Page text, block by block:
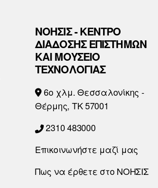
ΝΟΗΣΙΣ - ΚΕΝΤΡΟ
ΔΙΑΔΟΣΗΣ ΕΠΙΣΤΗΜΩΝ
ΚΑΙ ΜΟΥΣΕΙΟ
ΤΕΧΝΟΛΟΓΙΑΣ
6o χλμ. Θεσσαλονίκης -
Θέρμης, ΤΚ 57001
2310 483000
Επικοινωνήστε μαζί μας
Πως να έρθετε στο ΝΟΗΣΙΣ